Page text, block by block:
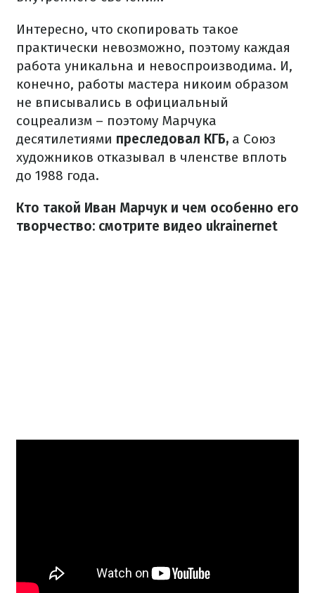
Интересно, что скопировать такое
практически невозможно, поэтому каждая
работа уникальна и невоспроизводима. И,
конечно, работы мастера никоим образом
не вписывались в официальный
соцреализм – поэтому Марчука
десятилетиями преследовал КГБ, а Союз
художников отказывал в членстве вплоть
до 1988 года.
Кто такой Иван Марчук и чем особенно его
творчество: смотрите видео ukrainernet